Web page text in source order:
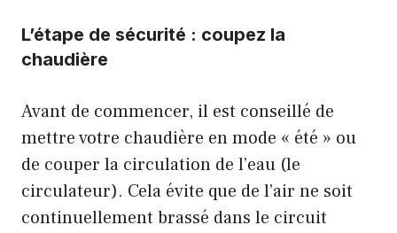
L’étape de sécurité : coupez la
chaudière
Avant de commencer, il est conseillé de
mettre votre chaudière en mode « été » ou
de couper la circulation de l’eau (le
circulateur). Cela évite que de l’air ne soit
continuellement brassé dans le circuit